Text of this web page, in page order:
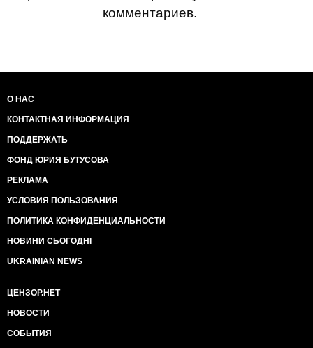
комментариев.
О НАС
КОНТАКТНАЯ ИНФОРМАЦИЯ
ПОДДЕРЖАТЬ
ФОНД ЮРИЯ БУТУСОВА
РЕКЛАМА
УСЛОВИЯ ПОЛЬЗОВАНИЯ
ПОЛИТИКА КОНФИДЕНЦИАЛЬНОСТИ
НОВИНИ СЬОГОДНІ
UKRAINIAN NEWS
ЦЕНЗОР.НЕТ
НОВОСТИ
СОБЫТИЯ